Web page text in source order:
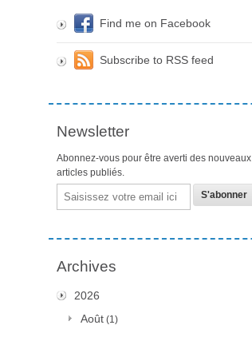
Find me on Facebook
Subscribe to RSS feed
Newsletter
Abonnez-vous pour être averti des nouveaux
articles publiés.
Email
Archives
2026
Août (1)